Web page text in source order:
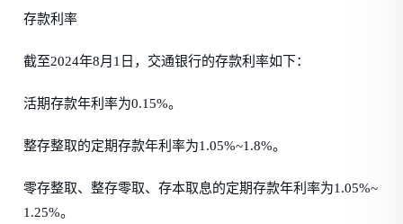
存款利率
截至2024年8月1日，交通银行的存款利率如下：
活期存款年利率为0.15%。
整存整取的定期存款年利率为1.05%~1.8%。
零存整取、整存零取、存本取息的定期存款年利率为1.05%~
1.25%。